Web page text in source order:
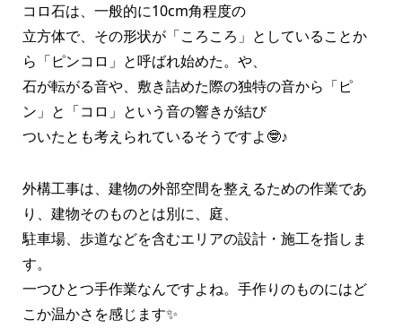
コロ石は、一般的に10cm角程度の
立方体で、その形状が「ころころ」としていることか
ら「ピンコロ」と呼ばれ始めた。や、
石が転がる音や、敷き詰めた際の独特の音から「ピ
ン」と「コロ」という音の響きが結び
ついたとも考えられているそうですよ🤓♪
外構工事は、建物の外部空間を整えるための作業であ
り、建物そのものとは別に、庭、
駐車場、歩道などを含むエリアの設計・施工を指しま
す。
一つひとつ手作業なんですよね。手作りのものにはど
こか温かさを感じます✨